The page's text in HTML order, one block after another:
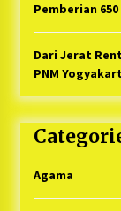
Pemberian
Dari Jerat
PNM
Agama